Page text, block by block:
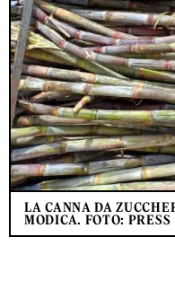
LA CANNA DA
MODICA. FOTO: PRESS